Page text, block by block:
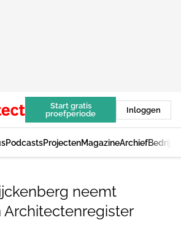
Start gratis
proefperiode
Inloggen
PodcastsProjectenMagazineArchief
neemt
Architectenregister